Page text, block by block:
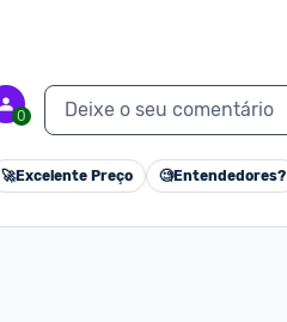
0 Deixe o seu comentário
🚀Excelente Preço 🧐Entendedores?